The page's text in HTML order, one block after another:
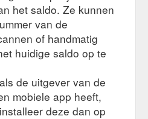
het saldo. Ze kunnen
van de
of handmatig
huidige saldo op te
de uitgever van de
mobiele app heeft,
deze dan op